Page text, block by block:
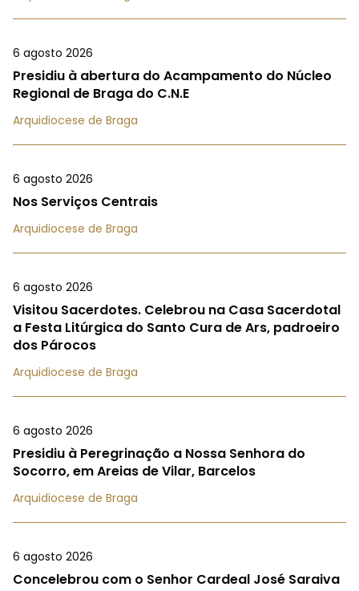
6 agosto 2026
Presidiu à abertura do Acampamento do Núcleo
Regional de Braga do C.N.E
Arquidiocese de Braga
6 agosto 2026
Nos Serviços Centrais
Arquidiocese de Braga
6 agosto 2026
Visitou Sacerdotes. Celebrou na Casa Sacerdotal
a Festa Litúrgica do Santo Cura de Ars, padroeiro
dos Párocos
Arquidiocese de Braga
6 agosto 2026
Presidiu à Peregrinação a Nossa Senhora do
Socorro, em Areias de Vilar, Barcelos
Arquidiocese de Braga
6 agosto 2026
Concelebrou com o Senhor Cardeal José Saraiva